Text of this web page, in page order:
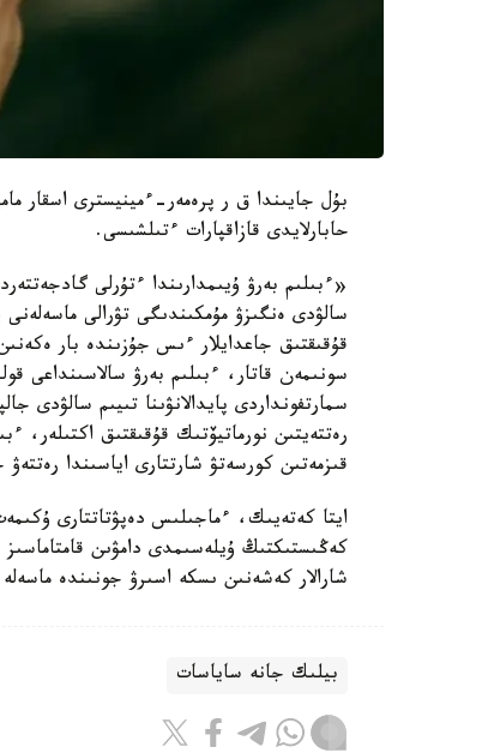
بۇل جايىندا ق ر پرەمەر-ءمينيسترى اسقار
حابارلايدى قازاقپارات ءتىلشىسى.
«ءبىلىم بەرۋ ۇيىمدارىندا ءتۇرلى
سالۋدى ەنگىزۋ مۇمكىندىگى تۋرالى
سونىمەن قاتار، ءبىلىم بەرۋ سالاسىنداعى
سمارتفونداردى پايدالانۋىنا تىيىم سالۋدى
رەتتەيتىن نورماتيۆتىك قۇقىقتىق اكتىلەر،
قىزمەتىن كورسەتۋ شارتتارى اياسىندا
ايتا كەتەيىك، ءماجىلىس دەپۋتاتتارى
كەڭىستىكتىڭ ۇيلەسىمدى دامۋىن قامتاماسىز
شارالار كەشەنىن ىسكە اسىرۋ جونىندە
بيلىك جانە ساياسات